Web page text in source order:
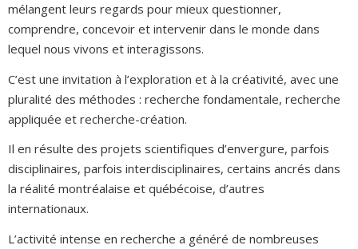
mélangent leurs regards pour mieux questionner,
comprendre, concevoir et intervenir dans le monde dans
lequel nous vivons et interagissons.
C’est une invitation à l’exploration et à la créativité, avec une
pluralité des méthodes : recherche fondamentale, recherche
appliquée et recherche-création.
Il en résulte des projets scientifiques d’envergure, parfois
disciplinaires, parfois interdisciplinaires, certains ancrés dans
la réalité montréalaise et québécoise, d’autres
internationaux.
L’activité intense en recherche a généré de nombreuses